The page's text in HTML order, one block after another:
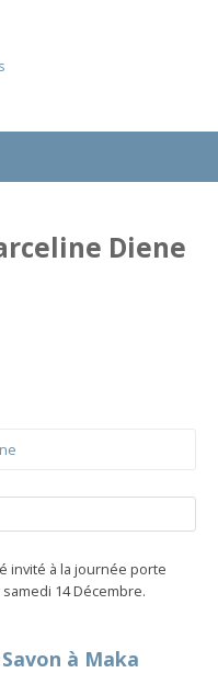
Diene
invité à la journée porte
14 Décembre.
à Maka